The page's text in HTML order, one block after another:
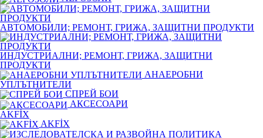
АВТОМОБИЛИ; РЕМОНТ, ГРИЖА, ЗАЩИТНИ ПРОДУКТИ
ИНДУСТРИАЛНИ; РЕМОНТ, ГРИЖА, ЗАЩИТНИ
ПРОДУКТИ
АНАЕРОБНИ
УПЛЪТНИТЕЛИ
СПРЕЙ БОИ
АКСЕСОАРИ
AKFİX
AKFİX